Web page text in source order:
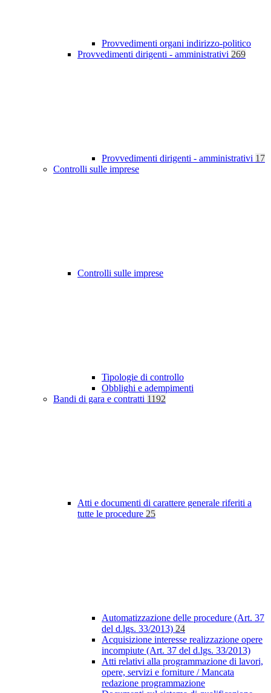
Provvedimenti organi indirizzo-politico
Provvedimenti dirigenti - amministrativi 269
Provvedimenti dirigenti - amministrativi 17
Controlli sulle imprese
Controlli sulle imprese
Tipologie di controllo
Obblighi e adempimenti
Bandi di gara e contratti 1192
Atti e documenti di carattere generale riferiti a
tutte le procedure 25
Automatizzazione delle procedure (Art. 37
del d.lgs. 33/2013) 24
Acquisizione interesse realizzazione opere
incompiute (Art. 37 del d.lgs. 33/2013)
Atti relativi alla programmazione di lavori,
opere, servizi e forniture / Mancata
redazione programmazione